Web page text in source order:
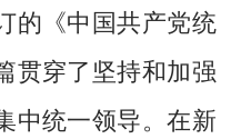
的《中国共产党统
贯穿了坚持和加强
中统一领导。在新